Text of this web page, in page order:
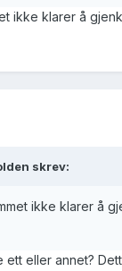
seg på søket
til søkesiden og
ikke klarer å
skrev:
ikke klarer å
eller annet?